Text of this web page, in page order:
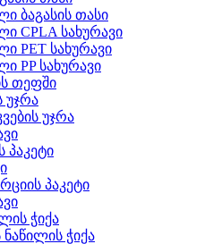
ბაგასის თასი
CPLA სახურავი
PET სახურავი
PP სახურავი
თეფში
უჯრა
უჯრა
პაკეტი
პაკეტი
ჭიქა
ჭიქა